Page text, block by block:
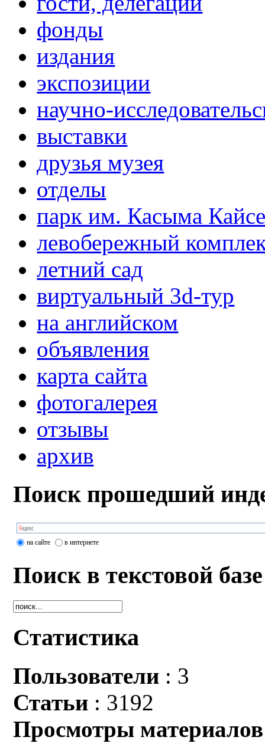
фонды
издания
экспозиции
научно-
выставки
друзья музея
отделы
парк им. Касыма
левобережный
летний сад
виртуальный 3d-тур
на английском
объявления
карта сайта
фотогалерея
отзывы
архив
Поиск прошедший
на сайте в интернете
Поиск в текстовой базе
Статистика
Пользователи : 3
Статьи : 3192
Просмотры материалов